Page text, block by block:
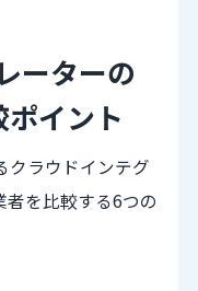
ーターの
イント
クラウドインテグ
者を比較する6つの